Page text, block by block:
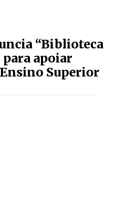
“Biblioteca
apoiar
Superior